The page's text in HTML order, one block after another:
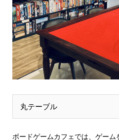
丸テーブル
ボードゲームカフェでは、ゲー